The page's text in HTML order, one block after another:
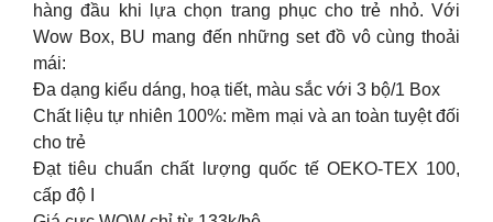
hàng đầu khi lựa chọn trang phục cho trẻ nhỏ. Với
Wow Box, BU mang đến những set đồ vô cùng thoải
mái:
Đa dạng kiểu dáng, hoạ tiết, màu sắc với 3 bộ/1 Box
Chất liệu tự nhiên 100%: mềm mại và an toàn tuyệt đối
cho trẻ
Đạt tiêu chuẩn chất lượng quốc tế OEKO-TEX 100,
cấp độ I